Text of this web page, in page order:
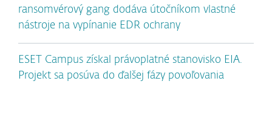
ransomvérový gang dodáva útočníkom vlastné
nástroje na vypínanie EDR ochrany
ESET Campus získal právoplatné stanovisko EIA.
Projekt sa posúva do ďalšej fázy povoľovania